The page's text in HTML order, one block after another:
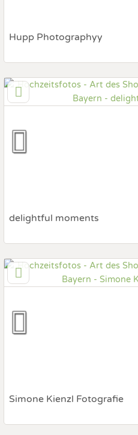
Hupp Photographyy
Art des Shootings:
Hochzeits Shooting
Fotobox mit Zubehör
delightful moments
Art des Shootings:
Hochzeits Shooting
Fotobox mit Zubehör
Simone Kienzl Fotografie